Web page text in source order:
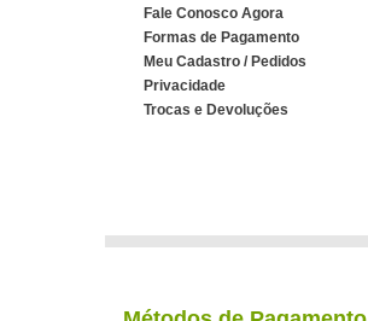
Fale Conosco Agora
Formas de Pagamento
Meu Cadastro / Pedidos
Privacidade
Trocas e Devoluções